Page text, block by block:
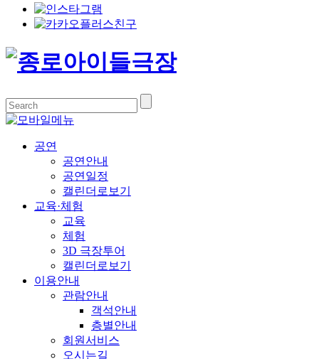
공연
공연안내
공연일정
캘린더로보기
교육·체험
교육
체험
3D 극장투어
캘린더로보기
이용안내
관람안내
객석안내
층별안내
회원서비스
오시는길